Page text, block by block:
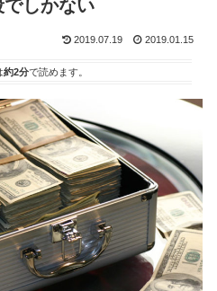
しかない
2019.07.19 2019.01.15
約2分で読めます。